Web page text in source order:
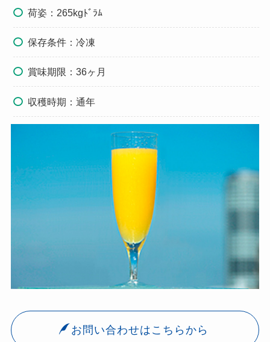
荷姿：265kgﾄﾞﾗﾑ
保存条件：冷凍
賞味期限：36ヶ月
収穫時期：通年
お問い合わせはこちらから